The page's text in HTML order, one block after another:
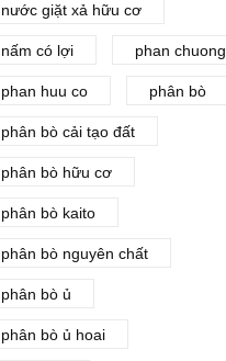
nước giặt xả hữu cơ
nấm có lợi phan chuong
phan huu co phân bò
phân bò cải tạo đất
phân bò hữu cơ
phân bò kaito
phân bò nguyên chất
phân bò ủ
phân bò ủ hoai